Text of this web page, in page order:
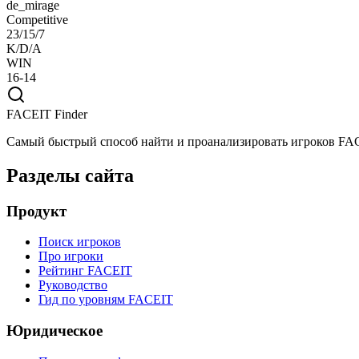
de_mirage
Competitive
23/15/7
K/D/A
WIN
16-14
FACEIT Finder
Самый быстрый способ найти и проанализировать игроков
Разделы сайта
Продукт
Поиск игроков
Про игроки
Рейтинг FACEIT
Руководство
Гид по уровням FACEIT
Юридическое